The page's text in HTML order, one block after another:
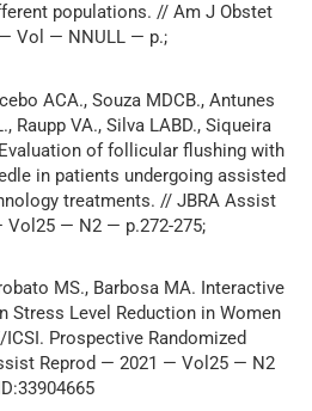
populations. // Am J Obstet
Vol — NNULL — p.;
ACA., Souza MDCB., Antunes
Raupp VA., Silva LABD., Siqueira
Evaluation of follicular flushing with
in patients undergoing assisted
treatments. // JBRA Assist
Vol25 — N2 — p.272-275;
MS., Barbosa MA. Interactive
Stress Level Reduction in Women
Prospective Randomized
Reprod — 2021 — Vol25 — N2